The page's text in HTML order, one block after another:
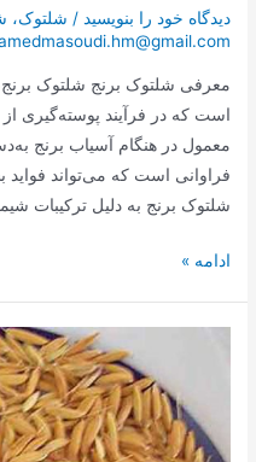
دیدگاه‌ خود را بنویسید / شلتوک،
معرفی شلتوک برنج شلتوک
است که در فرآیند پوسته‌گیری
معمول در هنگام آسیاب برنج
فراوانی است که می‌تواند فواید
شلتوک برنج به دلیل ترکیبات
ادامه »